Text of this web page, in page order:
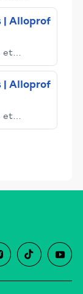
| Alloprof
et
élèves
| Alloprof
et
élèves